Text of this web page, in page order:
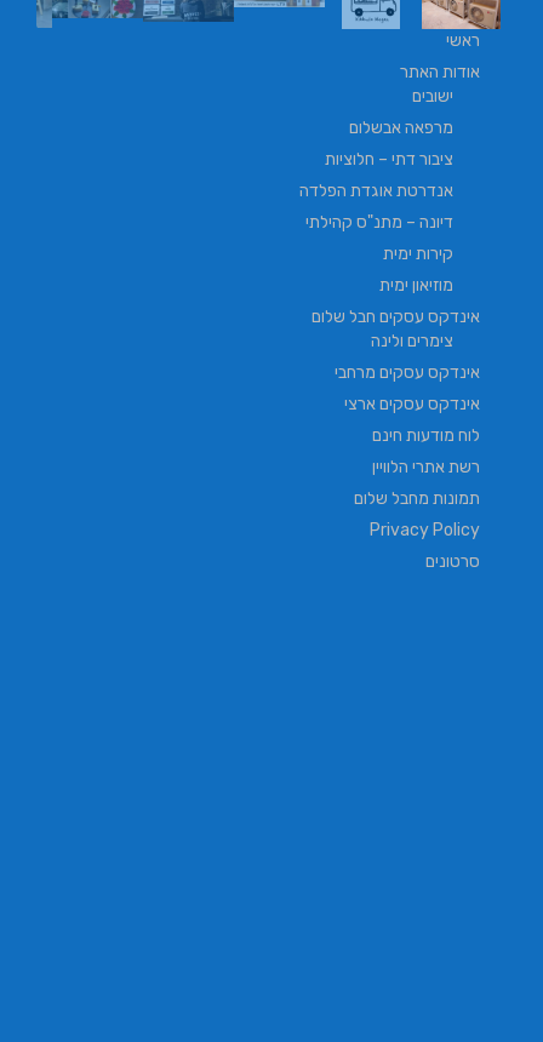
ראשי
אודות האתר
ישובים
מרפאה אבשלום
ציבור דתי – חלוציות
אנדרטת אוגדת הפלדה
דיונה – מתנ"ס קהילתי
קירות ימית
מוזיאון ימית
אינדקס עסקים חבל שלום
צימרים ולינה
אינדקס עסקים מרחבי
אינדקס עסקים ארצי
לוח מודעות חינם
רשת אתרי הלוויין
תמונות מחבל שלום
Privacy Policy
סרטונים